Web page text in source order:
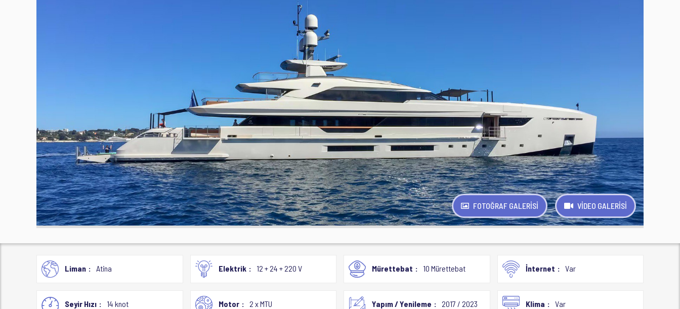
FOTOĞRAF GALERİSİ VİDEO GALERİSİ
Liman Atina Elektrik 12 + 24 + 220 V Mürettebat 10 Mürettebat İnternet Var
Seyir Hızı 14 knot Motor 2 x MTU Yapım / Yenileme 2017 / 2023 Klima Var